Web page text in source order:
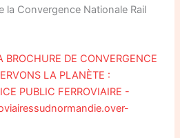
Convergence Nationale Rail